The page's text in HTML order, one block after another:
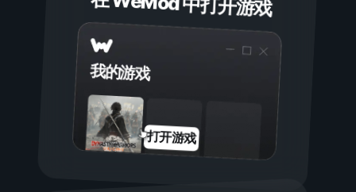
我的游戏
打开游戏